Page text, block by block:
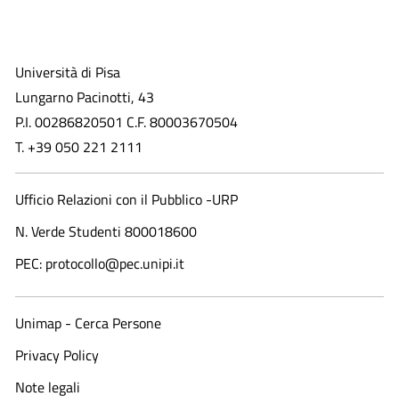
Università di Pisa
Lungarno Pacinotti, 43
P.I. 00286820501 C.F. 80003670504
T. +39 050 221 2111
Ufficio Relazioni con il Pubblico -URP
N. Verde Studenti 800018600​
PEC: protocollo@pec.unipi.it
Unimap - Cerca Persone
Privacy Policy
Note legali